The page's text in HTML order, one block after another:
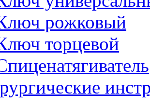
рожковый
торцевой